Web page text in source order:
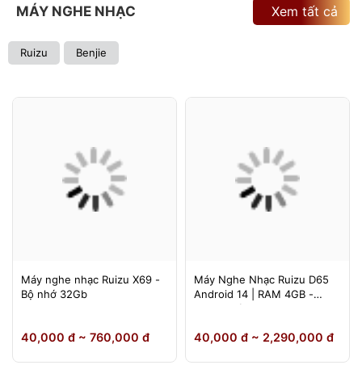
MÁY NGHE NHẠC
Ruizu Benjie
Xem tất cả
Máy nghe nhạc Ruizu X69 -
Bộ nhớ 32Gb
40,000 đ ~ 760,000 đ
Máy Nghe Nhạc Ruizu D65
Android 14 | RAM 4GB -
64GB Chính Hãng
40,000 đ ~ 2,290,000 đ